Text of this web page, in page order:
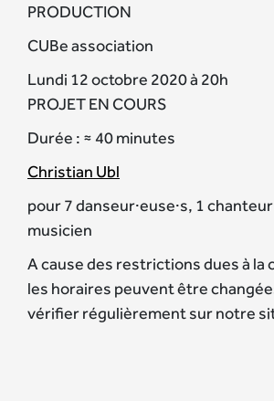
PRODUCTION
CUBe association
Lundi 12 octobre 2020 à 20h
PROJET EN COURS
Durée : ≈ 40 minutes
Christian Ubl
pour 7 danseur·euse·s, 1
musicien
A cause des restrictions dues à la
les horaires peuvent être
vérifier régulièrement sur notre